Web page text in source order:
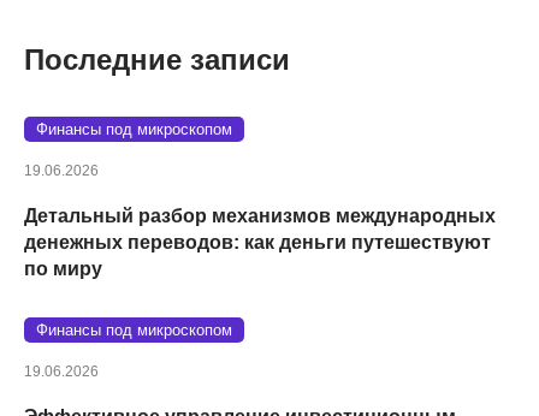
Последние записи
Финансы под микроскопом
19.06.2026
Детальный разбор механизмов международных
денежных переводов: как деньги путешествуют
по миру
Финансы под микроскопом
19.06.2026